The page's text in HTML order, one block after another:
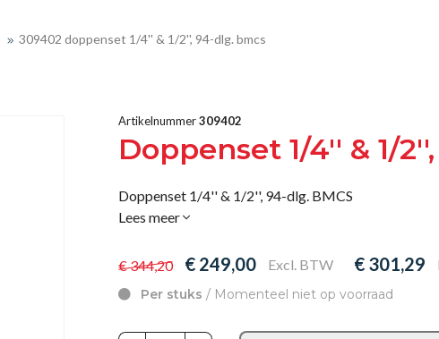
309402 doppenset 1/4'' & 1/2'', 94-dlg. bmcs
Artikelnummer309402
Doppenset 1/4'' & 1/
Doppenset 1/4'' & 1/2'', 94-dlg. BMCS
Lees meer
€ 344,20 € 249,00 Excl. BTW € 301,29
Per stuks / Momenteel niet op voorraad